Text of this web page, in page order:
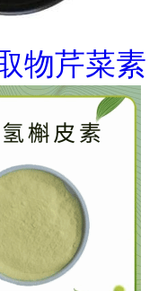
物芹菜素